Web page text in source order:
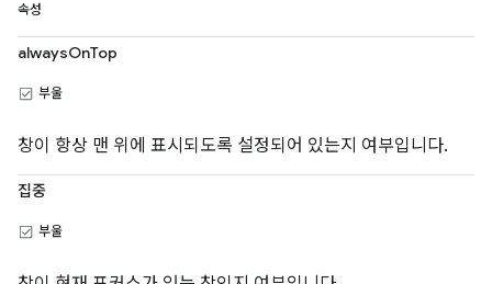
속성
alwaysOnTop
부울
창이 항상 맨 위에 표시되도록 설정되어 있는지 여부입니다.
집중
부울